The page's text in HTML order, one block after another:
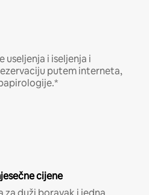
i iseljenja i
putem interneta,
cijene